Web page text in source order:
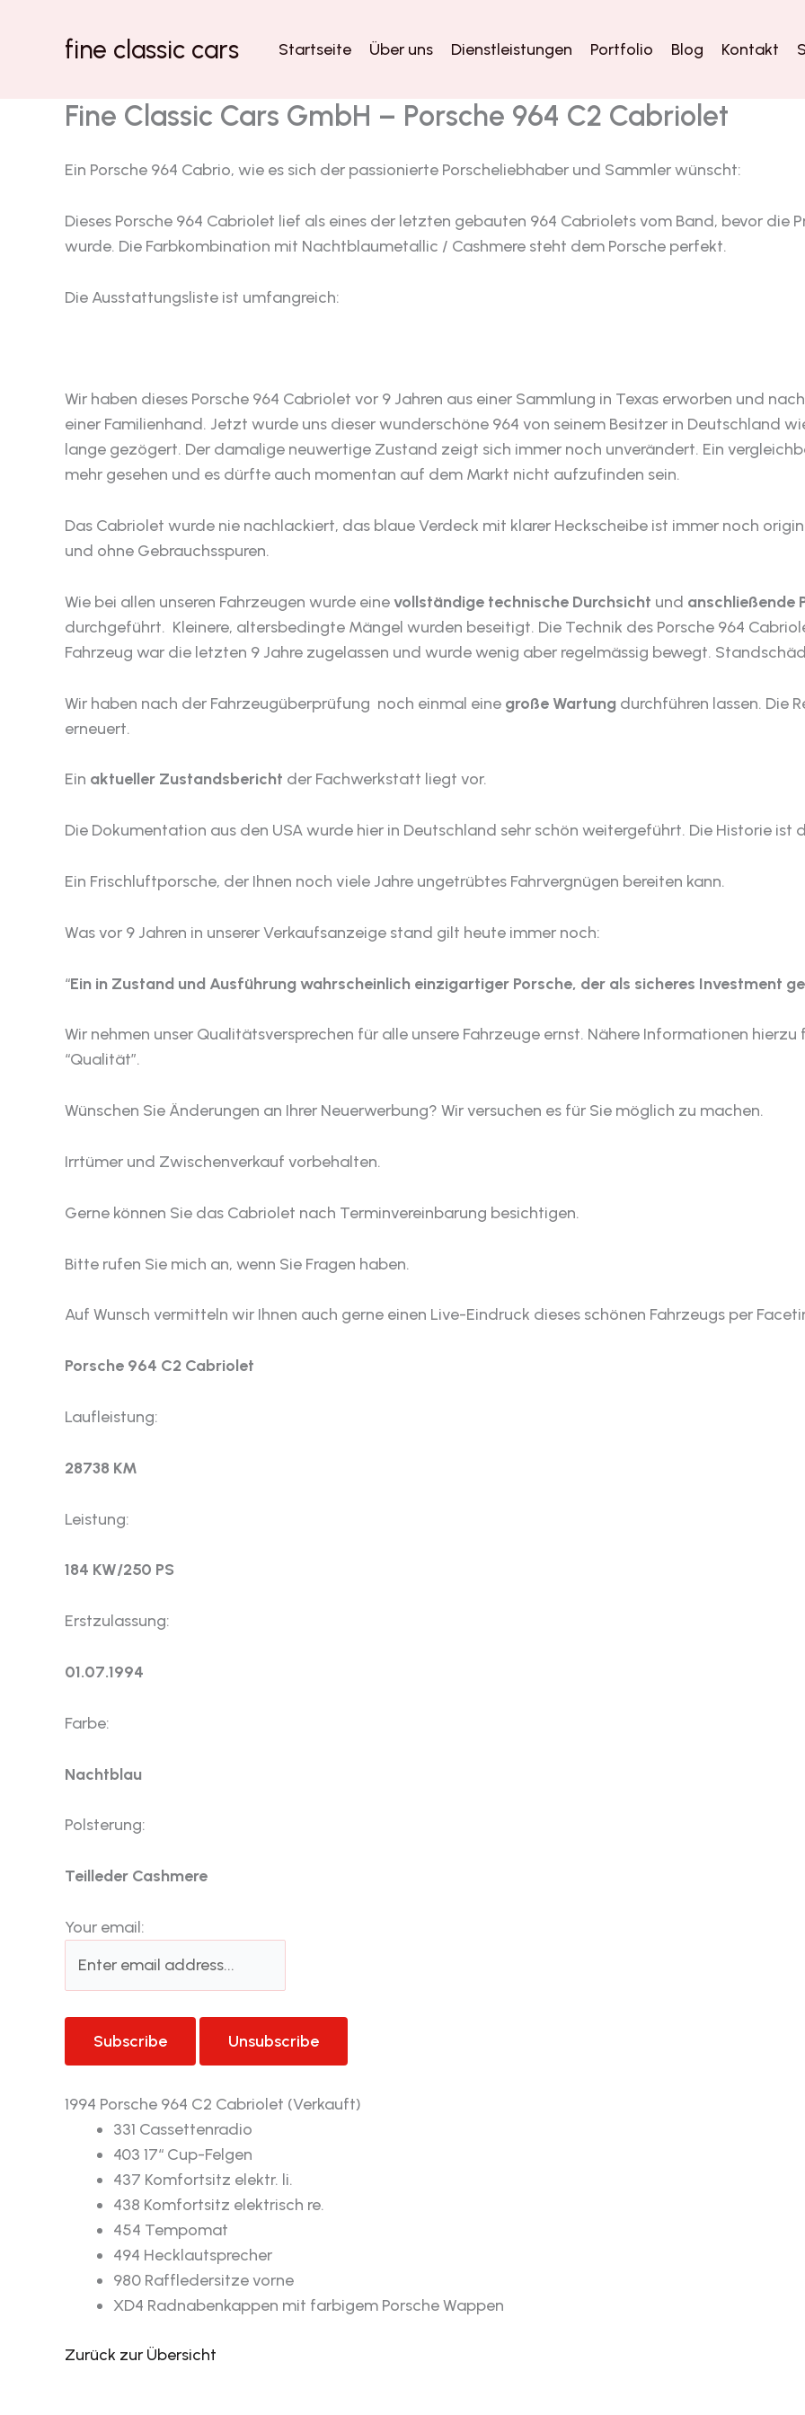
fine classic cars Startseite Über uns Dienstleistungen Portfolio Blog Kontakt
Fine Classic Cars GmbH – Porsche 964 C2 Cabriolet
Ein Porsche 964 Cabrio, wie es sich der passionierte Porscheliebhaber und Sammler wünscht:
Dieses Porsche 964 Cabriolet lief als eines der letzten gebauten 964 Cabriolets vom Band, bevor
wurde. Die Farbkombination mit Nachtblaumetallic / Cashmere steht dem Porsche perfekt.
Die Ausstattungsliste ist umfangreich:
Wir haben dieses Porsche 964 Cabriolet vor 9 Jahren aus einer Sammlung in Texas erworben und
einer Familienhand. Jetzt wurde uns dieser wunderschöne 964 von seinem Besitzer in Deutschland
lange gezögert. Der damalige neuwertige Zustand zeigt sich immer noch unverändert. Ein
mehr gesehen und es dürfte auch momentan auf dem Markt nicht aufzufinden sein.
Das Cabriolet wurde nie nachlackiert, das blaue Verdeck mit klarer Heckscheibe ist immer noch
und ohne Gebrauchsspuren.
Wie bei allen unseren Fahrzeugen wurde einevollständige technische Durchsicht und anschließende
durchgeführt. Kleinere, altersbedingte Mängel wurden beseitigt. Die Technik des Porsche 964
Fahrzeug war die letzten 9 Jahre zugelassen und wurde wenig aber regelmässig bewegt.
Wir haben nach der Fahrzeugüberprüfung noch einmal eine große Wartung durchführen lassen. Die
erneuert.
Ein aktueller Zustandsbericht der Fachwerkstatt liegt vor.
Die Dokumentation aus den USA wurde hier in Deutschland sehr schön weitergeführt. Die Historie ist
Ein Frischluftporsche, der Ihnen noch viele Jahre ungetrübtes Fahrvergnügen bereiten kann.
Was vor 9 Jahren in unserer Verkaufsanzeige stand gilt heute immer noch:
“Ein in Zustand und Ausführung wahrscheinlich einzigartiger Porsche, der als sicheres Investment
Wir nehmen unser Qualitätsversprechen für alle unsere Fahrzeuge ernst. Nähere Informationen
“Qualität”.
Wünschen Sie Änderungen an Ihrer Neuerwerbung? Wir versuchen es für Sie möglich zu machen.
Irrtümer und Zwischenverkauf vorbehalten.
Gerne können Sie das Cabriolet nach Terminvereinbarung besichtigen.
Bitte rufen Sie mich an, wenn Sie Fragen haben.
Auf Wunsch vermitteln wir Ihnen auch gerne einen Live-Eindruck dieses schönen Fahrzeugs per
Porsche 964 C2 Cabriolet
Laufleistung:
28738 KM
Leistung:
184 KW/250 PS
Erstzulassung:
01.07.1994
Farbe:
Nachtblau
Polsterung:
Teilleder Cashmere
Your email:
1994 Porsche 964 C2 Cabriolet (Verkauft)
331 Cassettenradio
403 17“ Cup-Felgen
437 Komfortsitz elektr. li.
438 Komfortsitz elektrisch re.
454 Tempomat
494 Hecklautsprecher
980 Raffledersitze vorne
XD4 Radnabenkappen mit farbigem Porsche Wappen
Zurück zur Übersicht